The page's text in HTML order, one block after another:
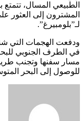
الطبيعي المسال،
المشترون إلى العثور
لـ”بلومبيرغ”.
ودفعت الهجمات التي
في الطرف الجنوبي
مسار سفنها وتجنب
للوصول إلى البحر